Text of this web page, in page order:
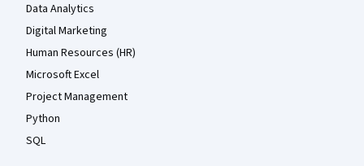
Data Analytics
Digital Marketing
Human Resources (HR)
Microsoft Excel
Project Management
Python
SQL